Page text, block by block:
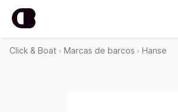
Click & Boat Marcas de barcos Hanse